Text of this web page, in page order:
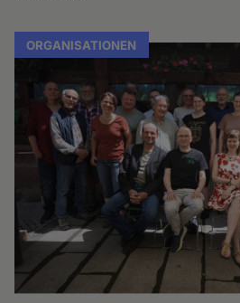
ORGANISATIONEN